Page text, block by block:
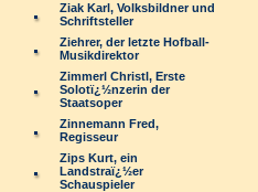
Ziak Karl, Volksbildner und
Schriftsteller
Ziehrer, der letzte Hofball-
Musikdirektor
Zimmerl Christl, Erste
Solotï¿½nzerin der
Staatsoper
Zinnemann Fred,
Regisseur
Zips Kurt, ein
Landstraï¿½er
Schauspieler